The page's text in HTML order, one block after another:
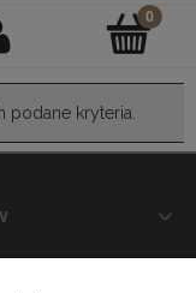
podane kryteria.